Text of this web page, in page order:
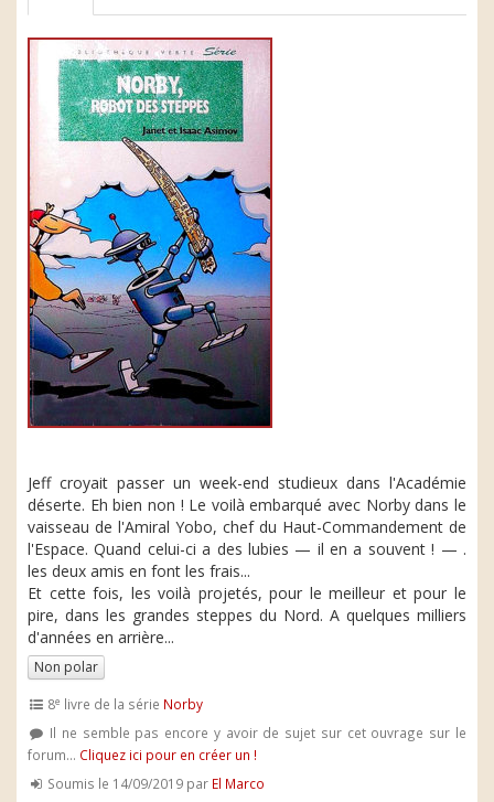
Jeff croyait passer un week-end studieux dans l'Académie
déserte. Eh bien non ! Le voilà embarqué avec Norby dans le
vaisseau de l'Amiral Yobo, chef du Haut-Commandement de
l'Espace. Quand celui-ci a des lubies — il en a souvent ! — .
les deux amis en font les frais...
Et cette fois, les voilà projetés, pour le meilleur et pour le
pire, dans les grandes steppes du Nord. A quelques milliers
d'années en arrière...
Non polar
8e livre de la série Norby
Il ne semble pas encore y avoir de sujet sur cet ouvrage sur le
forum... Cliquez ici pour en créer un !
Soumis le 14/09/2019 par El Marco